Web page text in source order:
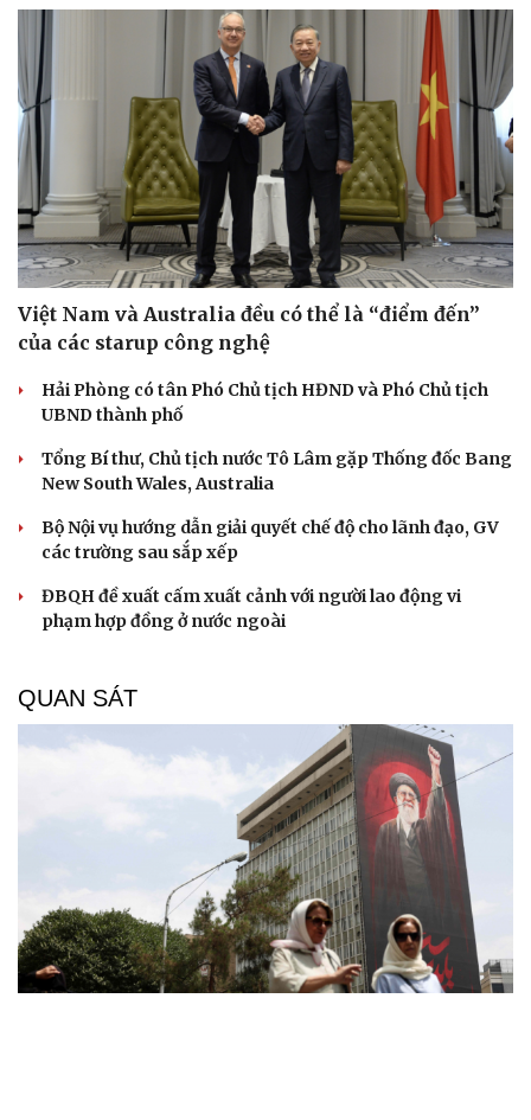
Việt Nam và Australia đều có thể là “điểm đến”
của các starup công nghệ
Hải Phòng có tân Phó Chủ tịch HĐND và Phó Chủ tịch
UBND thành phố
Tổng Bí thư, Chủ tịch nước Tô Lâm gặp Thống đốc Bang
New South Wales, Australia
Bộ Nội vụ hướng dẫn giải quyết chế độ cho lãnh đạo, GV
các trường sau sắp xếp
ĐBQH đề xuất cấm xuất cảnh với người lao động vi
phạm hợp đồng ở nước ngoài
QUAN SÁT